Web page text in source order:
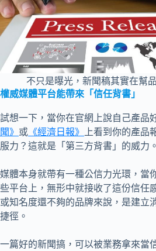
不只是曝光，新聞稿其實在幫
權威媒體平台能帶來「信任背書」
試想一下，當你在官網上說自己產品
聞》 或 《經濟日報》
上看到你的產品
服力？這就是「第三方背書」的威力。
媒體本身就帶有一種公信力光環，當
些平台上，無形中就接收了這份信任
或知名度還不夠的品牌來說，是建立
捷徑。
一篇好的新聞搞，可以被業務拿來當